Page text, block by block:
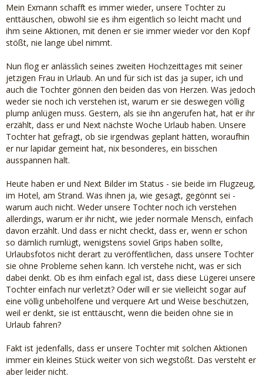
Mein Exmann schafft es immer wieder, unsere Tochter zu
enttäuschen, obwohl sie es ihm eigentlich so leicht macht und
ihm seine Aktionen, mit denen er sie immer wieder vor den Kopf
stößt, nie lange übel nimmt.
Nun flog er anlässlich seines zweiten Hochzeittages mit seiner
jetzigen Frau in Urlaub. An und für sich ist das ja super, ich und
auch die Tochter gönnen den beiden das von Herzen. Was jedoch
weder sie noch ich verstehen ist, warum er sie deswegen völlig
plump anlügen muss. Gestern, als sie ihn angerufen hat, hat er ihr
erzählt, dass er und Next nächste Woche Urlaub haben. Unsere
Tochter hat gefragt, ob sie irgendwas geplant hätten, woraufhin
er nur lapidar gemeint hat, nix besonderes, ein bisschen
ausspannen halt.
Heute haben er und Next Bilder im Status - sie beide im Flugzeug,
im Hotel, am Strand. Was ihnen ja, wie gesagt, gegönnt sei -
warum auch nicht. Weder unsere Tochter noch ich verstehen
allerdings, warum er ihr nicht, wie jeder normale Mensch, einfach
davon erzählt. Und dass er nicht checkt, dass er, wenn er schon
so dämlich rumlügt, wenigstens soviel Grips haben sollte,
Urlaubsfotos nicht derart zu veröffentlichen, dass unsere Tochter
sie ohne Probleme sehen kann. Ich verstehe nicht, was er sich
dabei denkt. Ob es ihm einfach egal ist, dass diese Lügerei unsere
Tochter einfach nur verletzt? Oder will er sie vielleicht sogar auf
eine völlig unbeholfene und verquere Art und Weise beschützen,
weil er denkt, sie ist enttäuscht, wenn die beiden ohne sie in
Urlaub fahren?
Fakt ist jedenfalls, dass er unsere Tochter mit solchen Aktionen
immer ein kleines Stück weiter von sich wegstößt. Das versteht er
aber leider nicht.